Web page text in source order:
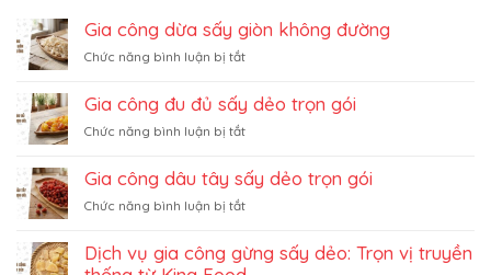
Gia công dừa sấy giòn không đường
Chức năng bình luận bị tắtở
công
dừa
sấy
không
đường
Gia công đu đủ sấy dẻo trọn gói
Chức năng bình luận bị tắtở
công
đu
đủ
dẻo
trọn
Gia công dâu tây sấy dẻo trọn gói
Chức năng bình luận bị tắtở
công
dâu
Dịch vụ gia công gừng sấy dẻo: Trọn vị truyền